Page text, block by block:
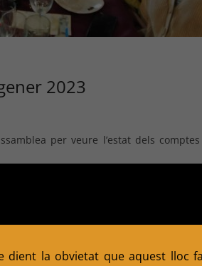
2023
per veure l’estat dels
2011 COMPETICIÓ dinar
dient la obvietat que aquest lloc